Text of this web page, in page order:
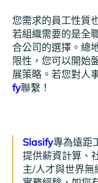
您需求的員工性質
若組織需要的是全
合公司的選擇。總
限性，您可以開始
展策略。若您對人
fy聯繫！
Slasify專為遠距
提供薪資計算、
主/人才與世界無